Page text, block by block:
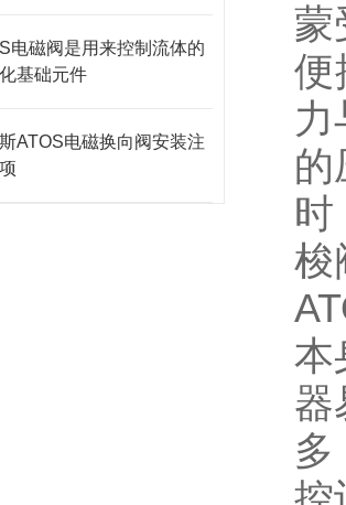
电磁阀是用来控制流体的
基础元件
ATOS电磁换向阀安装注
蒙
便
的
时
梭
本
器